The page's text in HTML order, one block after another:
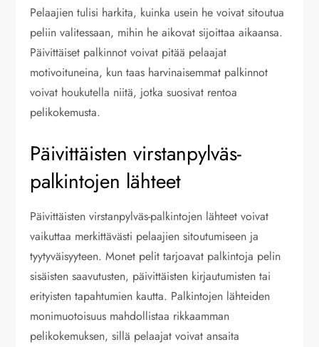
Pelaajien tulisi harkita, kuinka usein he voivat sitoutua
peliin valitessaan, mihin he aikovat sijoittaa aikaansa.
Päivittäiset palkinnot voivat pitää pelaajat
motivoituneina, kun taas harvinaisemmat palkinnot
voivat houkutella niitä, jotka suosivat rentoa
pelikokemusta.
Päivittäisten virstanpylväs-
palkintojen lähteet
Päivittäisten virstanpylväs-palkintojen lähteet voivat
vaikuttaa merkittävästi pelaajien sitoutumiseen ja
tyytyväisyyteen. Monet pelit tarjoavat palkintoja pelin
sisäisten saavutusten, päivittäisten kirjautumisten tai
erityisten tapahtumien kautta. Palkintojen lähteiden
monimuotoisuus mahdollistaa rikkaamman
pelikokemuksen, sillä pelaajat voivat ansaita